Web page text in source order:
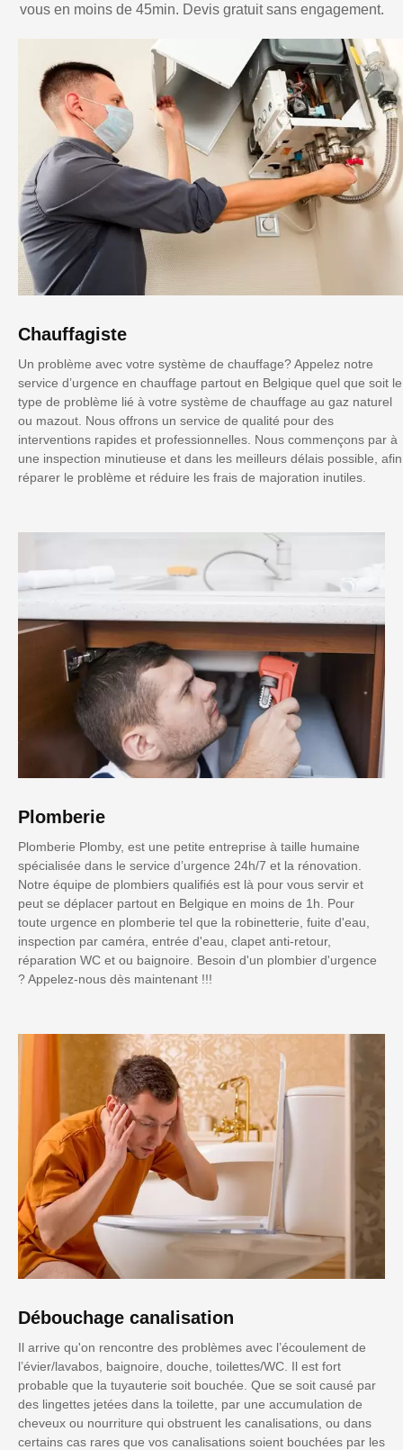
vous en moins de 45min. Devis gratuit sans engagement.
Chauffagiste
Un problème avec votre système de chauffage? Appelez notre
service d’urgence en chauffage partout en Belgique quel que soit le
type de problème lié à votre système de chauffage au gaz naturel
ou mazout. Nous offrons un service de qualité pour des
interventions rapides et professionnelles. Nous commençons par à
une inspection minutieuse et dans les meilleurs délais possible, afin
réparer le problème et réduire les frais de majoration inutiles.
Plomberie
Plomberie Plomby, est une petite entreprise à taille humaine
spécialisée dans le service d’urgence 24h/7 et la rénovation.
Notre équipe de plombiers qualifiés est là pour vous servir et
peut se déplacer partout en Belgique en moins de 1h. Pour
toute urgence en plomberie tel que la robinetterie, fuite d'eau,
inspection par caméra, entrée d'eau, clapet anti-retour,
réparation WC et ou baignoire. Besoin d'un plombier d'urgence
? Appelez-nous dès maintenant !!!
Débouchage canalisation
Il arrive qu'on rencontre des problèmes avec l’écoulement de
l’évier/lavabos, baignoire, douche, toilettes/WC. Il est fort
probable que la tuyauterie soit bouchée. Que se soit causé par
des lingettes jetées dans la toilette, par une accumulation de
cheveux ou nourriture qui obstruent les canalisations, ou dans
certains cas rares que vos canalisations soient bouchées par les